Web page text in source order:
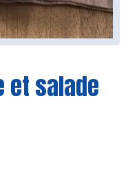
et salade